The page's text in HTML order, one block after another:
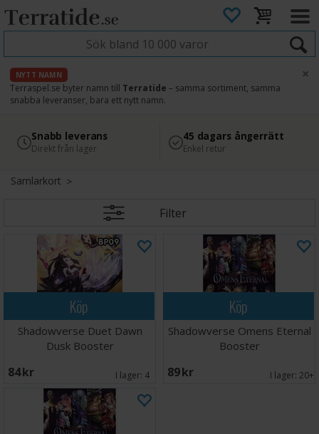
NYTT NAMN
Terraspel.se byter namn till Terratide – samma sortiment, samma
snabba leveranser, bara ett nytt namn.
×
4.8
Läs omdömen på Google
Säker betalning
med Svea
Snabb leverans
Direkt från lager
45 dagars ångerrätt
Enkel retur
Samlarkort
Filter
Köp
Shadowverse Duet Dawn
Dusk Booster
84 SEK I lager: 4
Köp
Shadowverse Omens Eternal
Booster
89 SEK I lager: 20+